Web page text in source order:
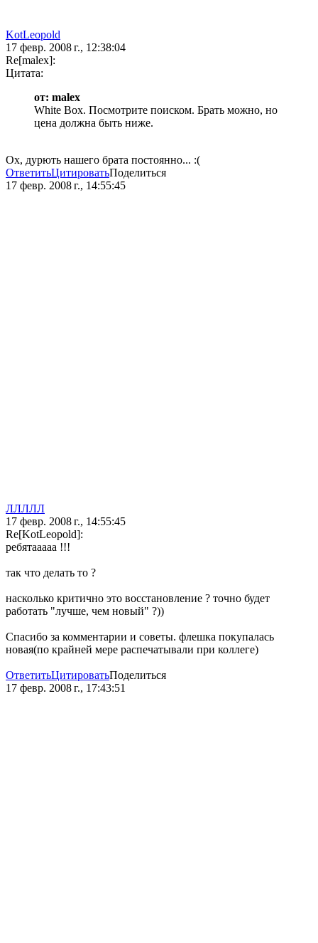
KotLeopold
17 февр. 2008 г., 12:38:04
Re[malex]:
Цитата:
от: malex
White Box. Посмотрите поиском. Брать можно, но
цена должна быть ниже.
Ох, дурють нашего брата постоянно... :(
ОтветитьЦитироватьПоделиться
17 февр. 2008 г., 14:55:45
ЛЛЛЛЛ
17 февр. 2008 г., 14:55:45
Re[KotLeopold]:
ребятааааа !!!
так что делать то ?
насколько критично это восстановление ? точно будет
работать "лучше, чем новый" ?))
Спасибо за комментарии и советы. флешка покупалась
новая(по крайней мере распечатывали при коллеге)
ОтветитьЦитироватьПоделиться
17 февр. 2008 г., 17:43:51